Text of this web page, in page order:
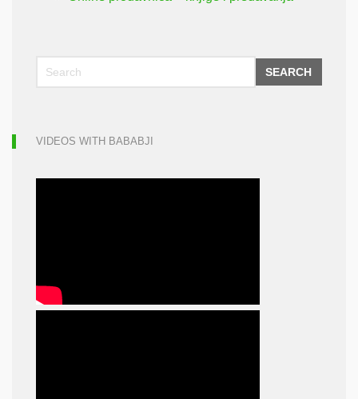
SEARCH
VIDEOS WITH BABABJI